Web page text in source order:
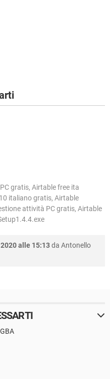
gratis, Airtable free ita
italiano gratis, Airtable
attività PC gratis, Airtable
alle 15:13da Antonello